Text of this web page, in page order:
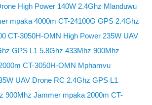
High Power 140W 2.4Ghz Mlanduwu
mpaka 4000m CT-24100G GPS 2.4Ghz
CT-3050H-OMN High Power 235W UAV
GPS L1 5.8Ghz 433Mhz 900Mhz
CT-3050H-OMN Mphamvu
UAV Drone RC 2.4Ghz GPS L1
900Mhz Jammer mpaka 2000m CT-